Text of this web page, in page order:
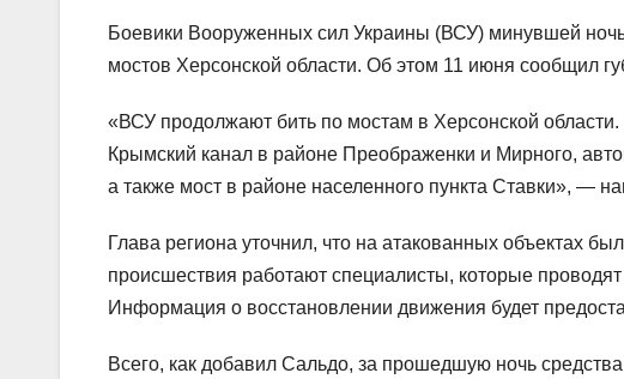
Боевики Вооруженных сил Украины (ВСУ) минувшей
мостов Херсонской области. Об этом 11 июня сообщил
«ВСУ продолжают бить по мостам в Херсонской области.
Крымский канал в районе Преображенки и Мирного,
а также мост в районе населенного пункта Ставки», —
Глава региона уточнил, что на атакованных объектах
происшествия работают специалисты, которые
Информация о восстановлении движения будет
Всего, как добавил Сальдо, за прошедшую ночь